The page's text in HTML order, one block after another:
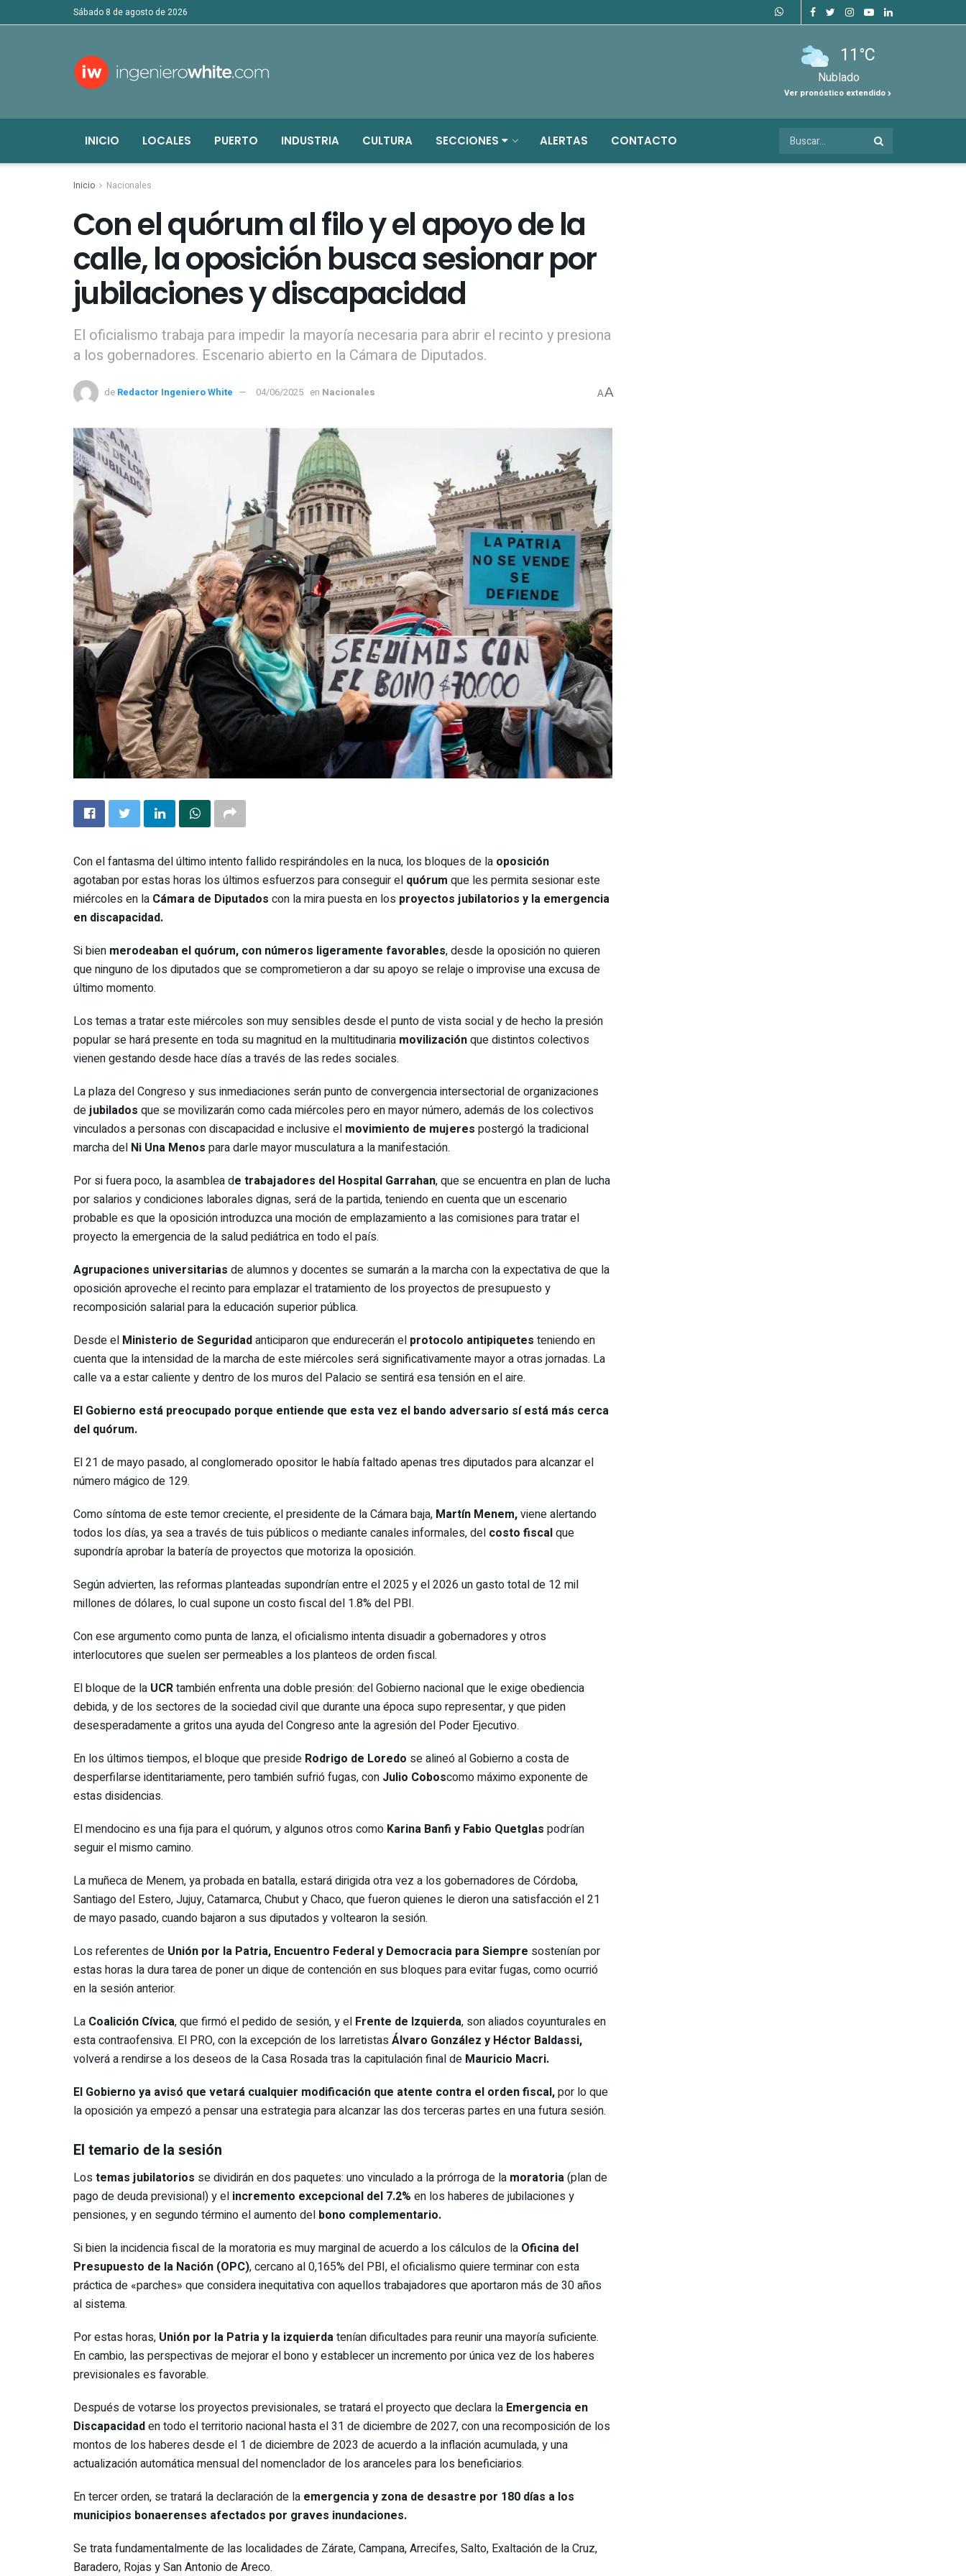
sábado 8 de agosto de 2026
11°C
Nublado
Ver pronóstico extendido
INICIO LOCALES PUERTO INDUSTRIA CULTURA SECCIONES ALERTAS CONTACTO
Inicio Nacionales
Con el quórum al filo y el apoyo de la
calle, la oposición busca sesionar por
jubilaciones y discapacidad
El oficialismo trabaja para impedir la mayoría necesaria para abrir el recinto y presiona
a los gobernadores. Escenario abierto en la Cámara de Diputados.
de Redactor Ingeniero White 04/06/2025 en Nacionales AA
Con el fantasma del último intento fallido respirándoles en la nuca, los bloques de la oposición
agotaban por estas horas los últimos esfuerzos para conseguir el quórum que les permita sesionar este
miércoles en la Cámara de Diputados con la mira puesta en los proyectos jubilatorios y la emergencia
en discapacidad.
Si bien merodeaban el quórum, con números ligeramente favorables, desde la oposición no quieren
que ninguno de los diputados que se comprometieron a dar su apoyo se relaje o improvise una excusa de
último momento.
Los temas a tratar este miércoles son muy sensibles desde el punto de vista social y de hecho la presión
popular se hará presente en toda su magnitud en la multitudinaria movilizaciónque distintos colectivos
vienen gestando desde hace días a través de las redes sociales.
La plaza del Congreso y sus inmediaciones serán punto de convergencia intersectorial de organizaciones
dejubilados que se movilizarán como cada miércoles pero en mayor número, además de los colectivos
vinculados a personas con discapacidad e inclusive el movimiento de mujeres postergó la tradicional
marcha del Ni Una Menos para darle mayor musculatura a la manifestación.
Por si fuera poco, la asamblea de trabajadores del Hospital Garrahan, que se encuentra en plan de lucha
por salarios y condiciones laborales dignas, será de la partida, teniendo en cuenta que un escenario
probable es que la oposición introduzca una moción de emplazamiento a las comisiones para tratar el
proyecto la emergencia de la salud pediátrica en todo el país.
Agrupaciones universitarias de alumnos y docentes se sumarán a la marcha con la expectativa de que la
oposición aproveche el recinto para emplazar el tratamiento de los proyectos de presupuesto y
recomposición salarial para la educación superior pública.
Desde el Ministerio de Seguridadanticiparon que endurecerán el protocolo antipiquetes teniendo en
cuenta que la intensidad de la marcha de este miércoles será significativamente mayor a otras jornadas. La
calle va a estar caliente y dentro de los muros del Palacio se sentirá esa tensión en el aire.
El Gobierno está preocupado porque entiende que esta vez el bando adversario sí está más cerca
del quórum.
El 21 de mayo pasado, al conglomerado opositor le había faltado apenas tres diputados para alcanzar el
número mágico de 129.
Como síntoma de este temor creciente, el presidente de la Cámara baja, Martín Menem,viene alertando
todos los días, ya sea a través de tuis públicos o mediante canales informales, del costo fiscalque
supondría aprobar la batería de proyectos que motoriza la oposición.
Según advierten, las reformas planteadas supondrían entre el 2025 y el 2026 un gasto total de 12 mil
millones de dólares, lo cual supone un costo fiscal del 1.8% del PBI.
Con ese argumento como punta de lanza, el oficialismo intenta disuadir a gobernadores y otros
interlocutores que suelen ser permeables a los planteos de orden fiscal.
El bloque de la UCRtambién enfrenta una doble presión: del Gobierno nacional que le exige obediencia
debida, y de los sectores de la sociedad civil que durante una época supo representar, y que piden
desesperadamente a gritos una ayuda del Congreso ante la agresión del Poder Ejecutivo.
En los últimos tiempos, el bloque que preside Rodrigo de Loredo se alineó al Gobierno a costa de
desperfilarse identitariamente, pero también sufrió fugas, con Julio Coboscomo máximo exponente de
estas disidencias.
El mendocino es una fija para el quórum, y algunos otros como Karina Banfi y Fabio Quetglas podrían
seguir el mismo camino.
La muñeca de Menem, ya probada en batalla, estará dirigida otra vez a los gobernadores de Córdoba,
Santiago del Estero, Jujuy, Catamarca, Chubut y Chaco, que fueron quienes le dieron una satisfacción el 21
de mayo pasado, cuando bajaron a sus diputados y voltearon la sesión.
Los referentes de Unión por la Patria, Encuentro Federal y Democracia para Siempre sostenían por
estas horas la dura tarea de poner un dique de contención en sus bloques para evitar fugas, como ocurrió
en la sesión anterior.
La Coalición Cívica, que firmó el pedido de sesión, y el Frente de Izquierda, son aliados coyunturales en
esta contraofensiva. El PRO, con la excepción de los larretistasÁlvaro González y Héctor Baldassi,
volverá a rendirse a los deseos de la Casa Rosada tras la capitulación final de Mauricio Macri.
El Gobierno ya avisó que vetará cualquier modificación que atente contra el orden fiscal,por lo que
la oposición ya empezó a pensar una estrategia para alcanzar las dos terceras partes en una futura sesión.
El temario de la sesión
Lostemas jubilatorios se dividirán en dos paquetes: uno vinculado a la prórroga de la moratoria(plan de
pago de deuda previsional) y el incremento excepcional del 7.2% en los haberes de jubilaciones y
pensiones, y en segundo término el aumento del bono complementario.
Si bien la incidencia fiscal de la moratoria es muy marginal de acuerdo a los cálculos de la Oficina del
Presupuesto de la Nación (OPC), cercano al 0,165% del PBI, el oficialismo quiere terminar con esta
práctica de «parches» que considera inequitativa con aquellos trabajadores que aportaron más de 30 años
al sistema.
Por estas horas, Unión por la Patria y la izquierdatenían dificultades para reunir una mayoría suficiente.
En cambio, las perspectivas de mejorar el bono y establecer un incremento por única vez de los haberes
previsionales es favorable.
Después de votarse los proyectos previsionales, se tratará el proyecto que declara la Emergencia en
Discapacidaden todo el territorio nacional hasta el 31 de diciembre de 2027, con una recomposición de los
montos de los haberes desde el 1 de diciembre de 2023 de acuerdo a la inflación acumulada, y una
actualización automática mensual del nomenclador de los aranceles para los beneficiarios.
En tercer orden, se tratará la declaración de la emergencia y zona de desastre por 180 días a los
municipios bonaerenses afectados por graves inundaciones.
Se trata fundamentalmente de las localidades de Zárate, Campana, Arrecifes, Salto, Exaltación de la Cruz,
Baradero, Rojas y San Antonio de Areco.